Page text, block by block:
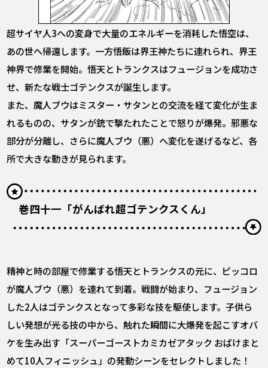
超サイヤ人3への変身で大量のエネルギーを消耗した悟空は、
あの世へ帰還します。一方悟飯は界王神たちに連れられ、界王
神界で修業を開始。悟天とトランクスはフュージョンを成功さ
せ、新たな戦士ゴテンクスが誕生します。
また、魔人ブウはミスター・サタンとの交流を経て変化が生ま
れるものの、サタンが銃で撃たれたことで怒りが爆発。邪悪な
部分が分離し、さらに魔人ブウ（悪）へ変化を遂げるなど、各
所で大きな動きが見られます。
巻四十一「がんばれ超ゴテンクスくん」
精神と時の部屋で修業する悟天とトランクスの元に、ピッコロ
が魔人ブウ（悪）を連れて到着。戦闘が始まり、フュージョン
した2人はゴテンクスとなって多彩な技を駆使します。子供ら
しい発想が光る技の中から、触れた瞬間に大爆発を起こすオバ
ケを生み出す「スーパーゴーストカミカゼアタック おばけまと
めて10人フィニッシュ」の発動シーンをセレクトしました！